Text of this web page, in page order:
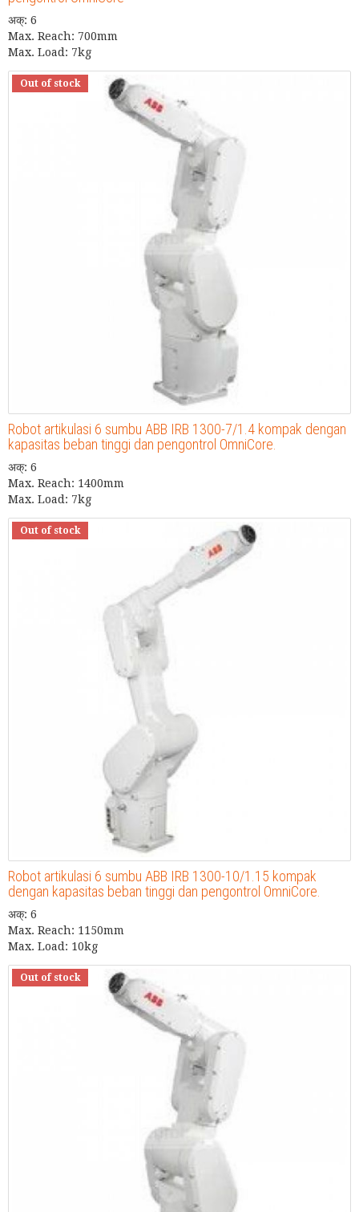
अक्: 6
Max. Reach: 700mm
Max. Load: 7kg
Out of stock
Robot artikulasi 6 sumbu ABB IRB 1300-7/1.4 kompak dengan
kapasitas beban tinggi dan pengontrol OmniCore.
अक्: 6
Max. Reach: 1400mm
Max. Load: 7kg
Out of stock
Robot artikulasi 6 sumbu ABB IRB 1300-10/1.15 kompak
dengan kapasitas beban tinggi dan pengontrol OmniCore.
अक्: 6
Max. Reach: 1150mm
Max. Load: 10kg
Out of stock